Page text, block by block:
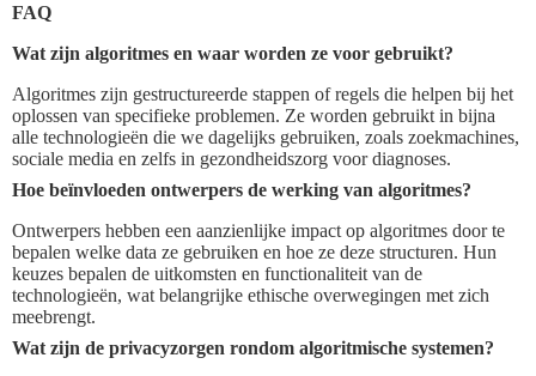
FAQ
Wat zijn algoritmes en waar worden ze voor gebruikt?
Algoritmes zijn gestructureerde stappen of regels die helpen bij het
oplossen van specifieke problemen. Ze worden gebruikt in bijna
alle technologieën die we dagelijks gebruiken, zoals zoekmachines,
sociale media en zelfs in gezondheidszorg voor diagnoses.
Hoe beïnvloeden ontwerpers de werking van algoritmes?
Ontwerpers hebben een aanzienlijke impact op algoritmes door te
bepalen welke data ze gebruiken en hoe ze deze structuren. Hun
keuzes bepalen de uitkomsten en functionaliteit van de
technologieën, wat belangrijke ethische overwegingen met zich
meebrengt.
Wat zijn de privacyzorgen rondom algoritmische systemen?